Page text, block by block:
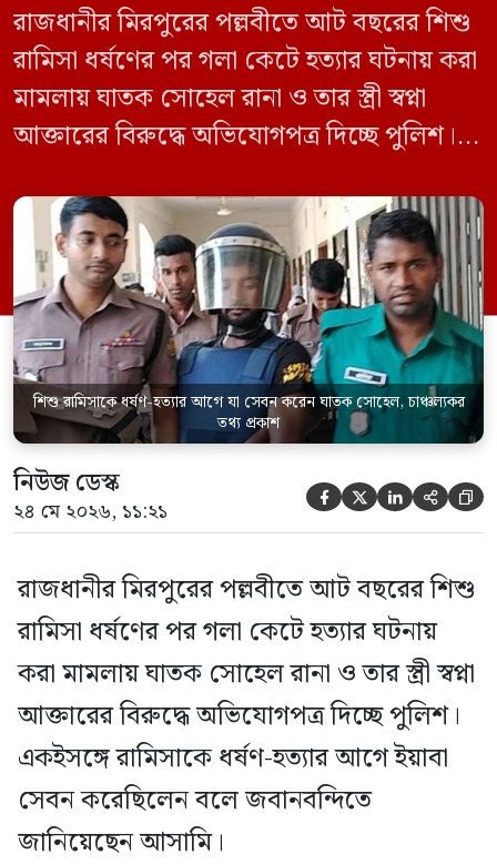
রাজধানীর মিরপুরের পল্লবীতে আট বছরের শিশু
রামিসা ধর্ষণের পর গলা কেটে হত্যার ঘটনায় করা
মামলায় ঘাতক সোহেল রানা ও তার স্ত্রী স্বপ্না
আক্তারের বিরুদ্ধে অভিযোগপত্র দিচ্ছে পুলিশ।
সেবন করেছিলেন বলে জবানবন্দিতে
জানিয়েছেন আসামি। রোববার (২৪ মে) সকালে
মামলার তদন্ত কর্মকর্তা পল্লবী থানার উপ-
পরিদর্শক অহিদুজ্জামান এ তথ্য নিছিত করেন।
তিনি বলেন, […]
শিশু রামিসাকে ধর্ষণ-হত্যার আগে যা সেবন করেন ঘাতক সোহেল, চাঞ্চল্যকর
তথ্য প্রকাশ
নিউজ ডেস্ক
২৪ মে ২০২৬, ১১:২১     
রাজধানীর মিরপুরের পল্লবীতে আট বছরের শিশু
রামিসা ধর্ষণের পর গলা কেটে হত্যার ঘটনায়
করা মামলায় ঘাতক সোহেল রানা ও তার স্ত্রী স্বপ্না
আক্তারের বিরুদ্ধে অভিযোগপত্র দিচ্ছে পুলিশ।
একইসঙ্গে রামিসাকে ধর্ষণ-হত্যার আগে ইয়াবা
সেবন করেছিলেন বলে জবানবন্দিতে
জানিয়েছেন আসামি।